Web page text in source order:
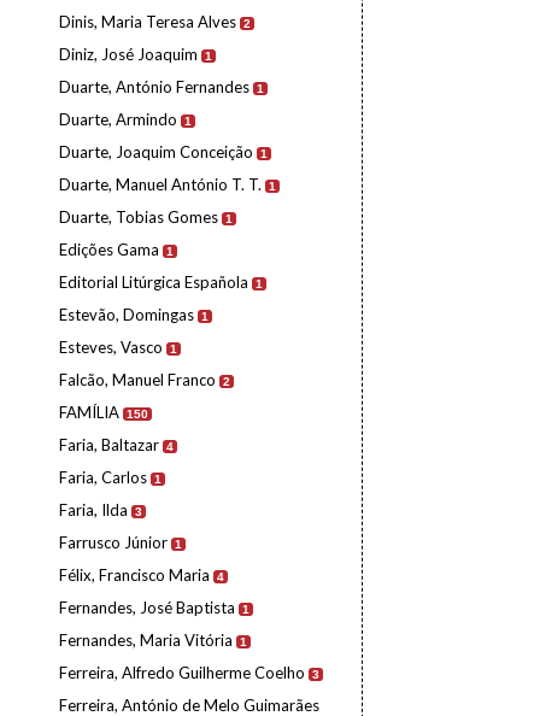
Dinis, Maria Teresa Alves 2
Diniz, José Joaquim 1
Duarte, António Fernandes 1
Duarte, Armindo 1
Duarte, Joaquim Conceição 1
Duarte, Manuel António T. T. 1
Duarte, Tobias Gomes 1
Edições Gama 1
Editorial Litúrgica Española 1
Estevão, Domingas 1
Esteves, Vasco 1
Falcão, Manuel Franco 2
FAMÍLIA 150
Faria, Baltazar 4
Faria, Carlos 1
Faria, Ilda 3
Farrusco Júnior 1
Félix, Francisco Maria 4
Fernandes, José Baptista 1
Fernandes, Maria Vitória 1
Ferreira, Alfredo Guilherme Coelho 3
Ferreira, António de Melo Guimarães